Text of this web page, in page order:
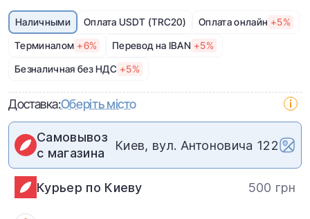
Наличными Оплата USDT (TRC20) Оплата онлайн +5%
Терминалом +6% Перевод на IBAN +5%
Безналичная без НДС +5%
Доставка:Оберіть місто
Самовывоз
с магазина
Киев, вул. Антоновича 122
Курьер по Киеву 500 грн